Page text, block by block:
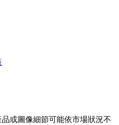
或圖像細節可能依市場狀況不